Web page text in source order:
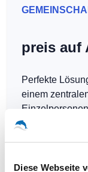
Diese Webseite
preis auf
Perfekte
einem
Hotspots